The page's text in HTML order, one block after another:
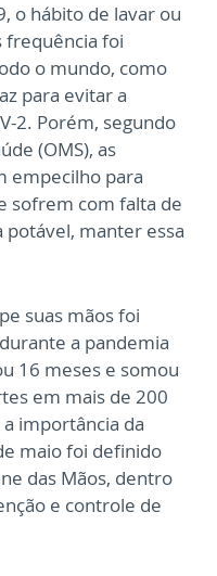
o hábito de lavar ou
frequência foi
o mundo, como
para evitar a
2. Porém, segundo
(OMS), as
empecilho para
sofrem com falta de
potável, manter essa
suas mãos foi
a pandemia
16 meses e somou
em mais de 200
importância da
maio foi definido
das Mãos, dentro
e controle de